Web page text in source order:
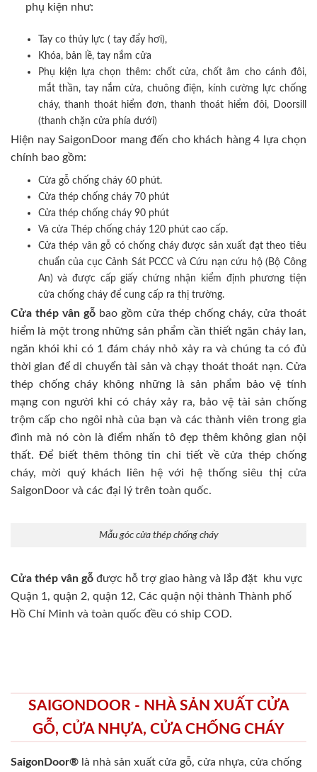
phụ kiện như:
Tay co thủy lực ( tay đẩy hơi),
Khóa, bản lề, tay nắm cửa
Phụ kiện lựa chọn thêm: chốt cửa, chốt âm cho cánh đôi,
mắt thần, tay nắm cửa, chuông điện, kính cường lực chống
cháy, thanh thoát hiểm đơn, thanh thoát hiểm đôi, Doorsill
(thanh chặn cửa phía dưới)
Hiện nay SaigonDoor mang đến cho khách hàng 4 lựa chọn
chính bao gồm:
Cửa gỗ chống cháy 60 phút.
Cửa thép chống cháy 70 phút
Cửa thép chống cháy 90 phút
Và cửa Thép chống cháy 120 phút cao cấp.
Cửa thép vân gỗ có chống cháy được sản xuất đạt theo tiêu
chuẩn của cục Cảnh Sát PCCC và Cứu nạn cứu hộ (Bộ Công
An) và được cấp giấy chứng nhận kiểm định phương tiện
cửa chống cháy để cung cấp ra thị trường.
Cửa thép vân gỗ bao gồm cửa thép chống cháy, cửa thoát
hiểm là một trong những sản phẩm cần thiết ngăn cháy lan,
ngăn khói khi có 1 đám cháy nhỏ xảy ra và chúng ta có đủ
thời gian để di chuyển tài sản và chạy thoát thoát nạn. Cửa
thép chống cháy không những là sản phẩm bảo vệ tính
mạng con người khi có cháy xảy ra, bảo vệ tài sản chống
trộm cấp cho ngôi nhà của bạn và các thành viên trong gia
đình mà nó còn là điểm nhấn tô đẹp thêm không gian nội
thất. Để biết thêm thông tin chi tiết về cửa thép chống
cháy, mời quý khách liên hệ với hệ thống siêu thị cửa
SaigonDoor và các đại lý trên toàn quốc.
Mẫu góc cửa thép chống cháy
Cửa thép vân gỗ được hỗ trợ giao hàng và lắp đặt khu vực
Quận 1, quận 2, quận 12, Các quận nội thành Thành phố
Hồ Chí Minh và toàn quốc đều có ship COD.
SAIGONDOOR - NHÀ SẢN XUẤT CỬA
GỖ, CỬA NHỰA, CỬA CHỐNG CHÁY
SaigonDoor® là nhà sản xuất cửa gỗ, cửa nhựa, cửa chống